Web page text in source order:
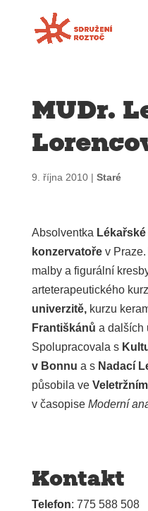
MUDr.
9. října 2010| Staré
Absolventka
konzervatořev Praze.
malby a figurální
arteterapeutického
univerzitě,kurzu
Františkánů a dalších
Spolupracovala s
v Bonnu a s Nadací
působila ve
v časopise Moderní
Kontakt
Telefon: 775 588 508